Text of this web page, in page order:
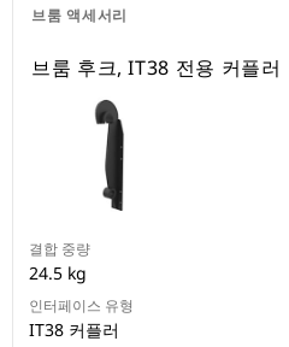
브룸 액세서리
브룸 후크, IT38 전용 커플러
결합 중량
24.5 kg
인터페이스 유형
IT38 커플러